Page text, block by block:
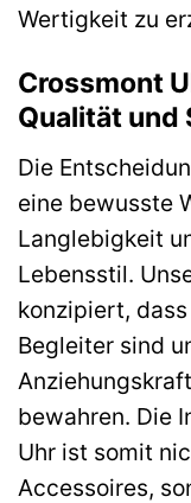
Wertigkeit zu
Crossmont
Qualität und
Die
eine bewusste
Langlebigkeit
Lebensstil.
konzipiert,
Begleiter sind
bewahren. Die
Uhr ist somit
Accessoires,